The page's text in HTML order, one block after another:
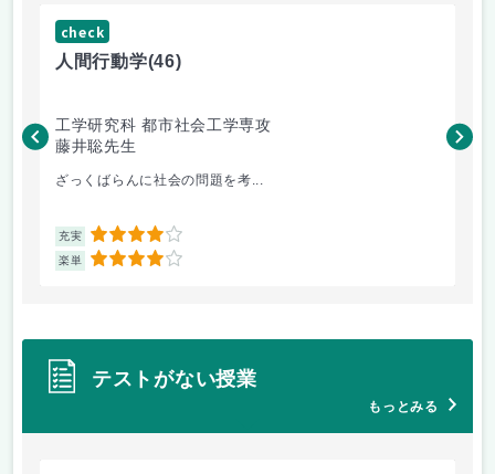
check
人間行動学(46)
工学研究科 都市社会工学専攻
藤井聡先生
ざっくばらんに社会の問題を考...
充実 4
楽単 4
藤
テストがない授業
もっとみる